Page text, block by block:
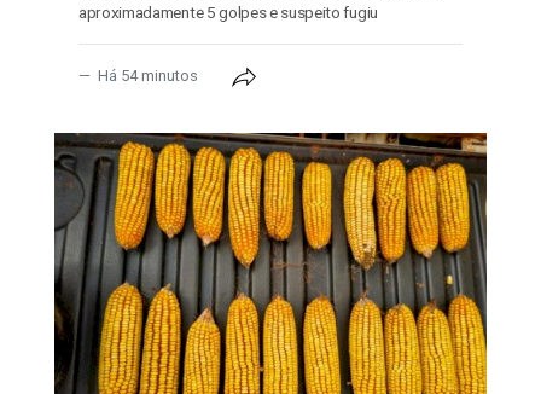
aproximadamente 5 golpes e suspeito fugiu
Há 54 minutos